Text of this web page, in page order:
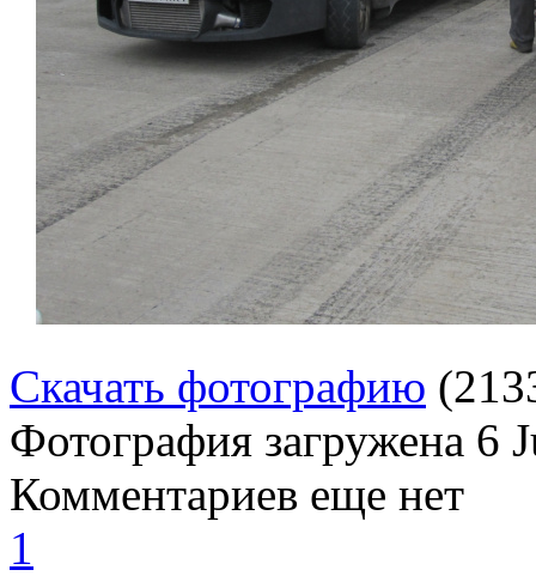
Скачать фотографию
Фотография загружена 6
Комментариев еще нет
1